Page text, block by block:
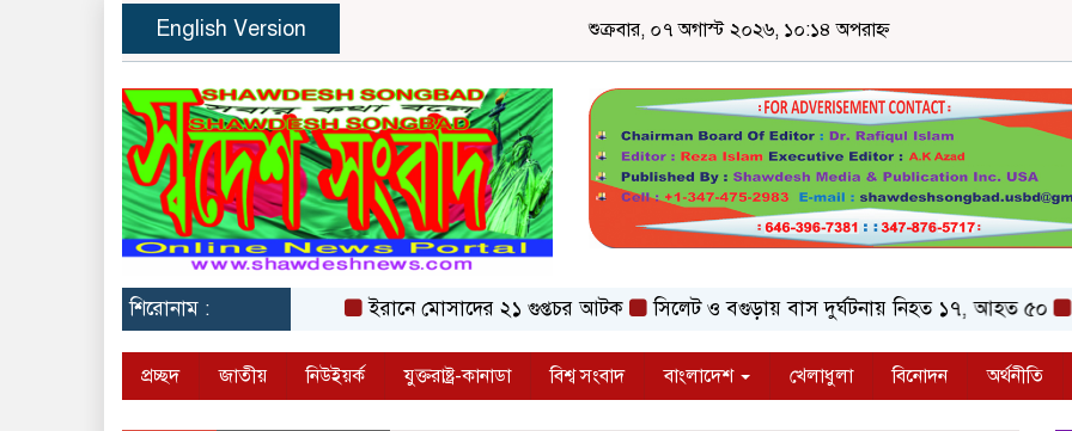
English Version শুক্রবার, ০৭ অগাস্ট ২০২৬, ১০:১৪ অপরাহ্ন
শিরোনাম : ইরানে মোসাদের ২১ গুপ্তচর আটক সিলেট ও বগুড়ায় বাস দুর্ঘটনায় নিহত ১৭, আহত ৫০
প্রচ্ছদ জাতীয় নিউইয়র্ক যুক্তরাষ্ট্র-কানাডা বিশ্ব সংবাদ বাংলাদেশ খেলাধুলা বিনোদন অর্থনীতি